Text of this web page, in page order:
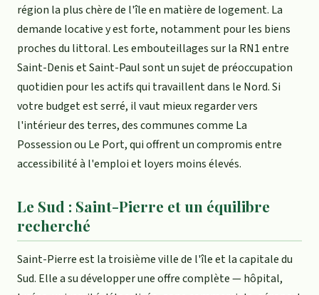
région la plus chère de l'île en matière de logement. La
demande locative y est forte, notamment pour les biens
proches du littoral. Les embouteillages sur la RN1 entre
Saint-Denis et Saint-Paul sont un sujet de préoccupation
quotidien pour les actifs qui travaillent dans le Nord. Si
votre budget est serré, il vaut mieux regarder vers
l'intérieur des terres, des communes comme La
Possession ou Le Port, qui offrent un compromis entre
accessibilité à l'emploi et loyers moins élevés.
Le Sud : Saint-Pierre et un équilibre
recherché
Saint-Pierre est la troisième ville de l'île et la capitale du
Sud. Elle a su développer une offre complète — hôpital,